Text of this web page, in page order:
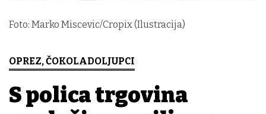
Foto: Marko Miscevic/Cropix (Ilustracija)
OPREZ, ČOKOLADOLJUPCI
S polica trgovina